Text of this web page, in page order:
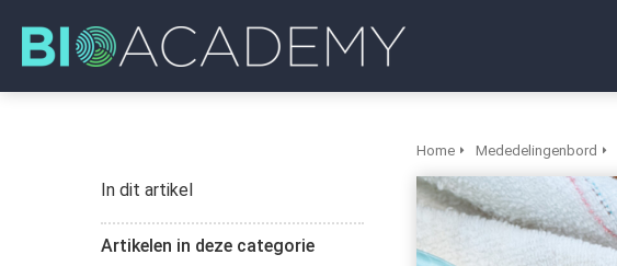
In dit artikel
Artikelen in deze categorie
Home Mededelingenbord